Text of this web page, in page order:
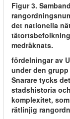
Figur 3.
det nationella
medräknats.
fördelningar av
under den
Snarare tycks
stadshistoria
komplexitet,
rätlinjig